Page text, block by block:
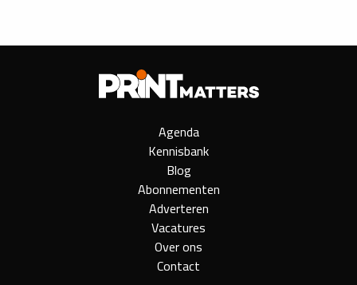
Agenda
Kennisbank
Blog
Abonnementen
Adverteren
Vacatures
Over ons
Contact